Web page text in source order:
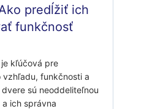
predĺžiť ich
funkčnosť
kľúčová pre
vzhľadu, funkčnosti a
sú neoddeliteľnou
ich správna